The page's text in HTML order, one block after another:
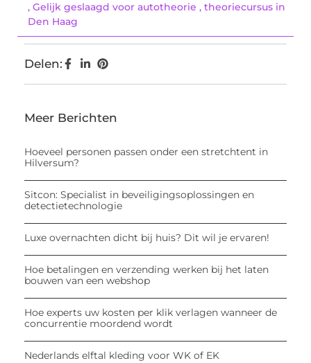
, Gelijk geslaagd voor autotheorie , theoriecursus in
Den Haag
Delen:
Meer Berichten
Hoeveel personen passen onder een stretchtent in
Hilversum?
Sitcon: Specialist in beveiligingsoplossingen en
detectietechnologie
Luxe overnachten dicht bij huis? Dit wil je ervaren!
Hoe betalingen en verzending werken bij het laten
bouwen van een webshop
Hoe experts uw kosten per klik verlagen wanneer de
concurrentie moordend wordt
Nederlands elftal kleding voor WK of EK